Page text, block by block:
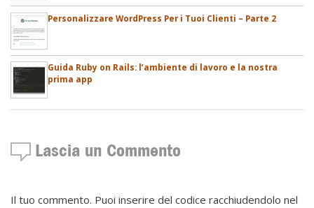
Personalizzare WordPress Per i Tuoi Clienti – Parte 2
Guida Ruby on Rails: l’ambiente di lavoro e la nostra
prima app
Lascia un Commento
Il tuo commento. Puoi inserire del codice racchiudendolo nel